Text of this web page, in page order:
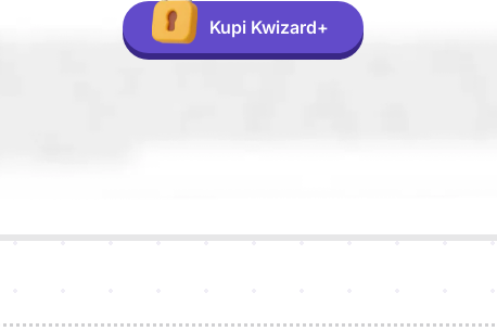
Kupi Kwizard+